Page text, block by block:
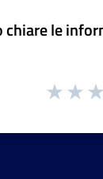
chiare le